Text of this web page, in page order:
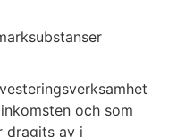
och som
dragits av i